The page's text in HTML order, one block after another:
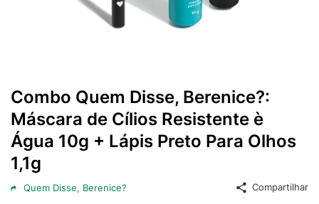
Combo Quem Disse, Berenice?:
Máscara de Cílios Resistente è
Água 10g + Lápis Preto Para Olhos
1,1g
Quem Disse, Berenice? Compartilhar